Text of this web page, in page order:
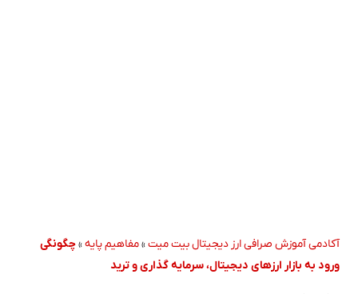
آکادمی آموزش صرافی ارز دیجیتال بیت میت»مفاهیم پایه»چگونگی
ورود به بازار ارزهای دیجیتال، سرمایه گذاری و ترید